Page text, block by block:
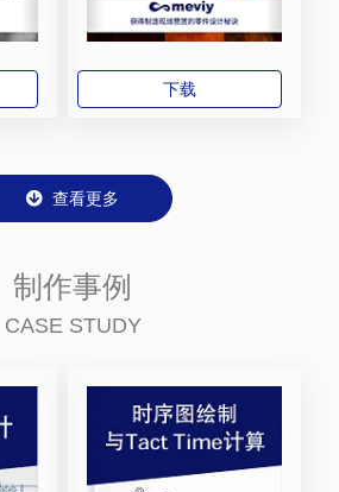
下载
查看更多
制作事例
CASE STUDY